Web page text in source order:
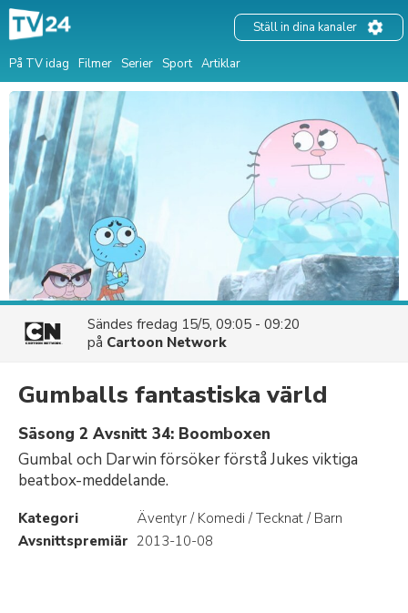
På TV idag Filmer Serier Sport Artiklar
Ställ in dina kanaler
Sändes fredag 15/5, 09:05 - 09:20
på Cartoon Network
Gumballs fantastiska värld
Säsong 2 Avsnitt 34: Boomboxen
Gumbal och Darwin försöker förstå Jukes viktiga
beatbox-meddelande.
Kategori
Äventyr / Komedi / Tecknat / Barn
Avsnittspremiär 2013-10-08